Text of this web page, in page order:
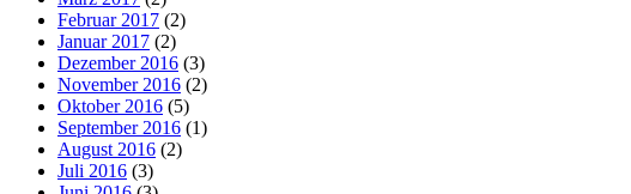
Februar 2017 (2)
Januar 2017 (2)
Dezember 2016 (3)
November 2016 (2)
Oktober 2016 (5)
September 2016 (1)
August 2016 (2)
Juli 2016 (3)